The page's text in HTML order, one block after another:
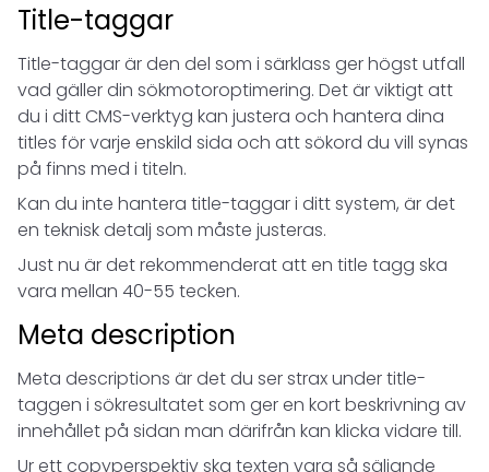
Title-taggar
Title-taggar är den del som i särklass ger högst utfall
vad gäller din sökmotoroptimering. Det är viktigt att
du i ditt CMS-verktyg kan justera och hantera dina
titles för varje enskild sida och att sökord du vill synas
på finns med i titeln.
Kan du inte hantera title-taggar i ditt system, är det
en teknisk detalj som måste justeras.
Just nu är det rekommenderat att en title tagg ska
vara mellan 40-55 tecken.
Meta description
Meta descriptions är det du ser strax under title-
taggen i sökresultatet som ger en kort beskrivning av
innehållet på sidan man därifrån kan klicka vidare till.
Ur ett copyperspektiv ska texten vara så säljande